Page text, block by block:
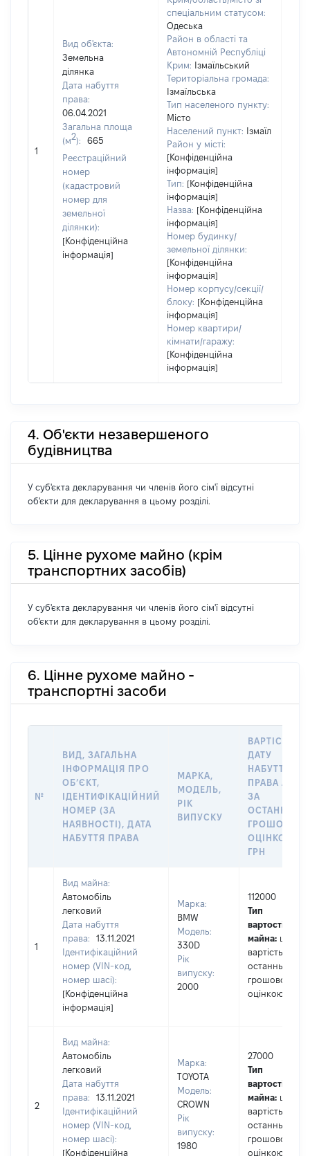
1
Вид об'єкта:
Земельна
ділянка
Дата набуття
права:
06.04.2021
Загальна площа
(м2):
665
Реєстраційний
номер
(кадастровий
номер для
земельної
ділянки):
[Конфіденційна
інформація]
спеціальним статусом:
Одеська
Район в області та
Автономній Республіці
Крим:
Ізмаїльський
Територіальна громада:
Ізмаїльська
Тип населеного пункту:
Місто
Населений пункт:
Ізмаїл
Район у місті:
[Конфіденційна
інформація]
Тип: [Конфіденційна
інформація]
Назва: [Конфіденційна
інформація]
Номер будинку/
земельної ділянки:
[Конфіденційна
інформація]
Номер корпусу/секції/
блоку: [Конфіденційна
інформація]
Номер квартири/
кімнати/гаражу:
[Конфіденційна
інформація]
4. Об'єкти незавершеного
будівництва
У суб'єкта декларування чи членів його сім'ї відсутні
об'єкти для декларування в цьому розділі.
5. Цінне рухоме майно (крім
транспортних засобів)
У суб'єкта декларування чи членів його сім'ї відсутні
об'єкти для декларування в цьому розділі.
6. Цінне рухоме майно -
транспортні засоби
№
ВИД, ЗАГАЛЬНА
ІНФОРМАЦІЯ ПРО
ОБʼЄКТ,
ІДЕНТИФІКАЦІЙНИЙ
НОМЕР (ЗА
НАЯВНОСТІ), ДАТА
НАБУТТЯ ПРАВА
МАРКА,
МОДЕЛЬ,
РІК
ВИПУСКУ
ВАРТІСТЬ НА
ДАТУ
НАБУТТЯ
ПРАВА АБО
ЗА
ГРОШОВОЮ
ОЦІНКОЮ,
ГРН
1
Вид майна:
Автомобіль
легковий
Дата набуття
права:
13.11.2021
Ідентифікаційний
номер (VIN-код,
номер шасі):
[Конфіденційна
інформація]
Марка:
BMW
Модель:
330D
Рік
випуску:
2000
112000
Тип
вартості
майна: це
вартість за
останньою
грошовою
оцінкою
2
Вид майна:
Автомобіль
легковий
Дата набуття
права:
13.11.2021
Ідентифікаційний
номер (VIN-код,
номер шасі):
[Конфіденційна
Марка:
TOYOTA
Модель:
CROWN
Рік
випуску:
1980
27000
Тип
вартості
майна: це
вартість за
останньою
грошовою
оцінкою